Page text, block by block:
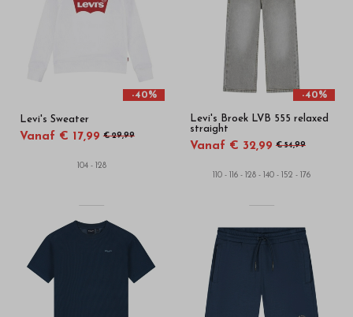
-40%
Levi's Sweater
Vanaf € 17,99 € 29,99
104 - 128
-40%
Levi's Broek LVB 555 relaxed
straight
Vanaf € 32,99 € 54,99
110 - 116 - 128 - 140 - 152 - 176